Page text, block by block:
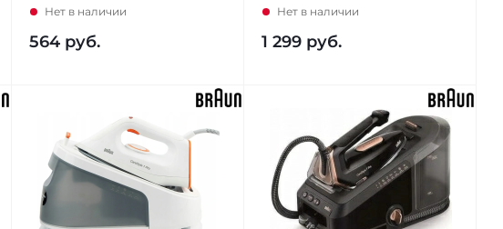
Нет в наличии
564 руб.
Нет в наличии
1 299 руб.